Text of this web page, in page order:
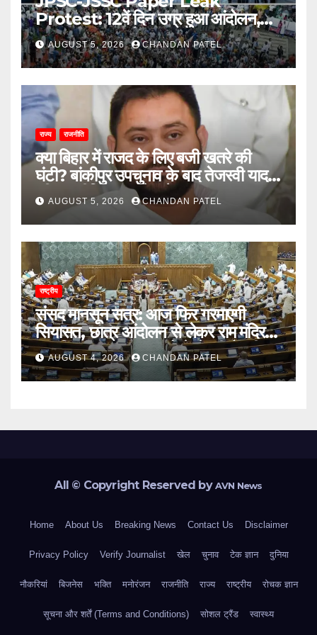
Protest: 12वें दिन उग्र हुआ आंदोलन,
अब भूख हड़ताल से सरकार पर दबाव बढ़ाने
की तैयारी
AUGUST 5, 2026 CHANDAN PATEL
राज्य राजनीति
क्या बिहार में राजद के लिए बजी खतरे की
घंटी? बांकीपुर उपचुनाव के बाद तेजस्वी यादव
की राजनीति पर उठने लगे सवाल
AUGUST 5, 2026 CHANDAN PATEL
राष्ट्रीय
संसद मानसून सत्र: आज फिर गरमाएगी
सियासत, छात्र आंदोलन से लेकर राम मंदिर
दान विवाद तक सरकार को घेरने की तैयारी
AUGUST 4, 2026 CHANDAN PATEL
All © Copyright Reserved byAVN News
Home About Us Breaking News Contact Us Disclaimer
Privacy Policy Verify Journalist खेल चुनाव टेक ज्ञान दुनिया
नौकरियां बिजनेस भक्ति मनोरंजन राजनीति राज्य राष्ट्रीय रोचक ज्ञान
सूचना और शर्तें (Terms and Conditions) सोशल ट्रैंड स्वास्थ्य